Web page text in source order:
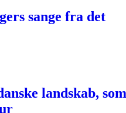
sange fra det
landskab, som